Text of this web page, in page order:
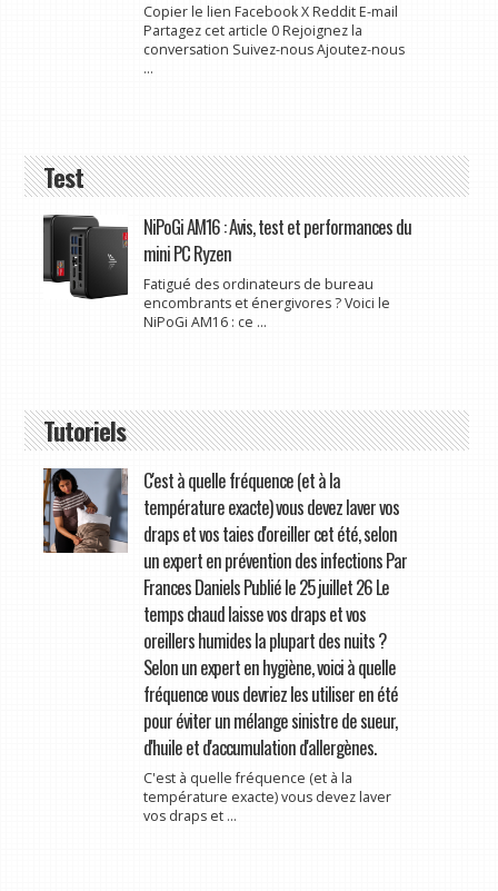
Copier le lien Facebook X Reddit E-mail
Partagez cet article 0 Rejoignez la
conversation Suivez-nous Ajoutez-nous
...
Test
NiPoGi AM16 : Avis, test et performances du
mini PC Ryzen
Fatigué des ordinateurs de bureau
encombrants et énergivores ? Voici le
NiPoGi AM16 : ce ...
Tutoriels
C'est à quelle fréquence (et à la
température exacte) vous devez laver vos
draps et vos taies d'oreiller cet été, selon
un expert en prévention des infections Par
Frances Daniels Publié le 25 juillet 26 Le
temps chaud laisse vos draps et vos
oreillers humides la plupart des nuits ?
Selon un expert en hygiène, voici à quelle
fréquence vous devriez les utiliser en été
pour éviter un mélange sinistre de sueur,
d'huile et d'accumulation d'allergènes.
C'est à quelle fréquence (et à la
température exacte) vous devez laver
vos draps et ...